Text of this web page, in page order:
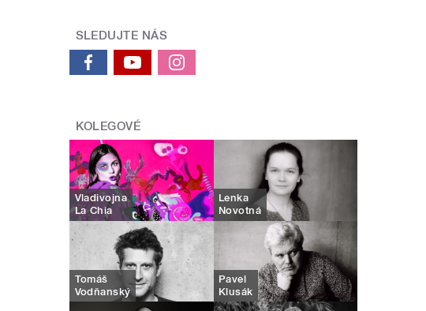
SLEDUJTE NÁS
KOLEGOVÉ
Vladivojna
La Chia
Lenka
Novotná
Tomáš
Vodňanský
Pavel
Klusák